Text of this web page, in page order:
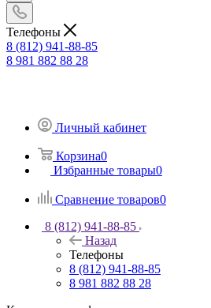
Телефоны
8 (812) 941-88-85
8 981 882 88 28
Личный кабинет
Корзина0
Избранные товары0
Сравнение товаров0
8 (812) 941-88-85
Назад
Телефоны
8 (812) 941-88-85
8 981 882 88 28